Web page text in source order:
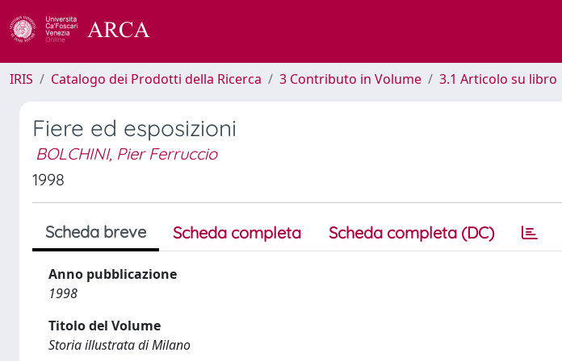
IRIS Catalogo dei Prodotti della Ricerca 3 Contributo in Volume 3.1 Articolo su libro
Fiere ed esposizioni
BOLCHINI, Pier Ferruccio
1998
Scheda breve Scheda completa Scheda completa (DC)
Anno pubblicazione
1998
Titolo del Volume
Storia illustrata di Milano